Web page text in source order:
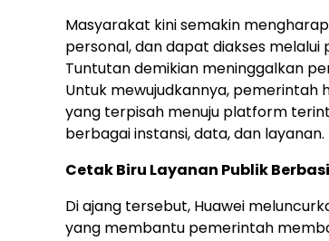
Masyarakat kini semakin
personal, dan dapat diakses melalui
Tuntutan demikian meninggalkan
Untuk mewujudkannya, pemerintah
yang terpisah menuju platform
berbagai instansi, data, dan layanan.
Cetak Biru Layanan Publik
Di ajang tersebut, Huawei
yang membantu pemerintah